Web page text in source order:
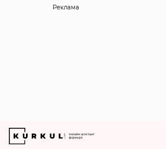
Реклама